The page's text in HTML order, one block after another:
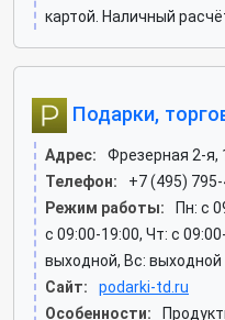
картой. Наличный
Подарки,
Адрес:
Фрезерная 2-я,
Телефон:
+7 (495)
Режим работы:
Пн: c
c 09:00-19:00, Чт: c
выходной, Вс: выходной
Сайт:
podarki-td.ru
Особенности: